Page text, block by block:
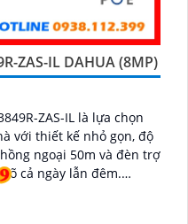
ZAS-IL DAHUA (8MP)
ZAS-IL là lựa chọn
với thiết kế nhỏ gọn, độ
ngoại 50m và đèn trợ
cả ngày lẫn đêm.